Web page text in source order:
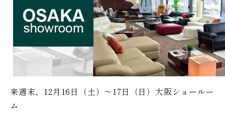
来週末、12月16日（土）〜17日（日）大阪ショールー
ム